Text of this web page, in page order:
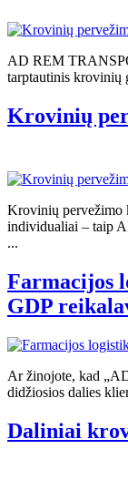
AD REM
tarptautinis krovinių
Krovinių
Krovinių pervežimo
individualiai – taip
...
Farmacijos
GDP
Ar žinojote, kad
didžiosios dalies
Daliniai